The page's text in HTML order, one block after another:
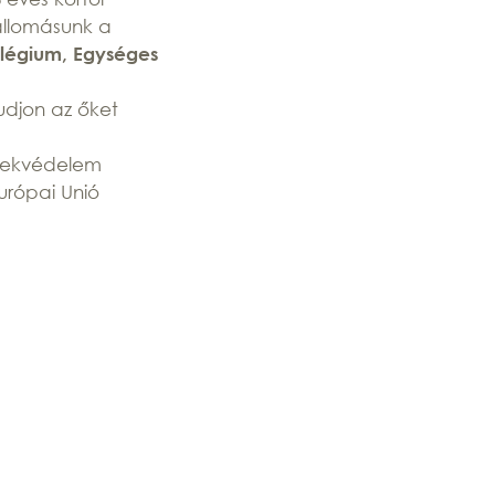
a
Egységes
az őket
Unió